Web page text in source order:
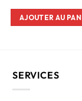
AJOUTER AU
SERVICES